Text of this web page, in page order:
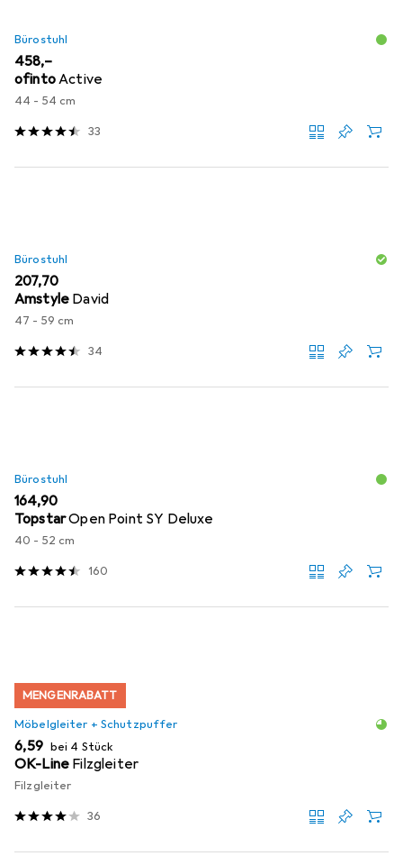
Bürostuhl
EUR
458,–
ofintoActive
44 - 54 cm
33
Bürostuhl
EUR
207,70
Amstyle David
47 - 59 cm
34
Bürostuhl
EUR
164,90
TopstarOpen Point SY Deluxe
40 - 52 cm
160
MENGENRABATT
Möbelgleiter + Schutzpuffer
EUR
6,59 bei 4 Stück
OK-Line Filzgleiter
Filzgleiter
36